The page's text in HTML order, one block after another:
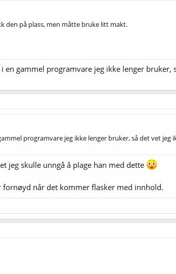
den på plass, men måtte bruke litt makt.
en gammel programvare jeg ikke lenger bruker,
programvare jeg ikke lenger bruker, så det vet jeg
jeg skulle unngå å plage han med dette
fornøyd når det kommer flasker med innhold.